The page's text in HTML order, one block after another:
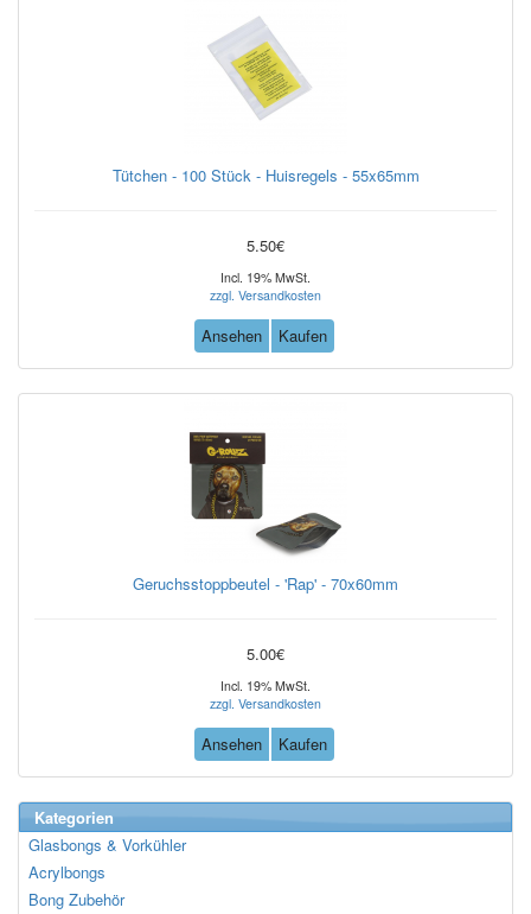
Tütchen - 100 Stück - Huisregels - 55x65mm
5.50€
Incl. 19% MwSt.
zzgl. Versandkosten
Ansehen Kaufen
Geruchsstoppbeutel - 'Rap' - 70x60mm
5.00€
Incl. 19% MwSt.
zzgl. Versandkosten
Ansehen Kaufen
Kategorien
Glasbongs & Vorkühler
Acrylbongs
Bong Zubehör